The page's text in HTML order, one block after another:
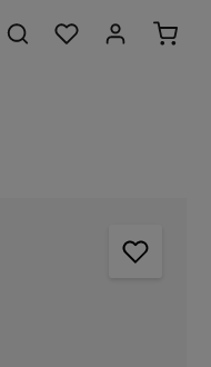
Du hast 0